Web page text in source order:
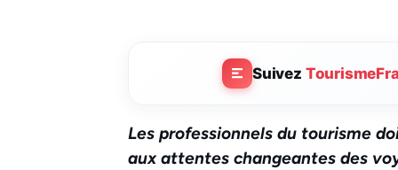
Suivez
Les professionnels du tourisme
aux attentes changeantes des